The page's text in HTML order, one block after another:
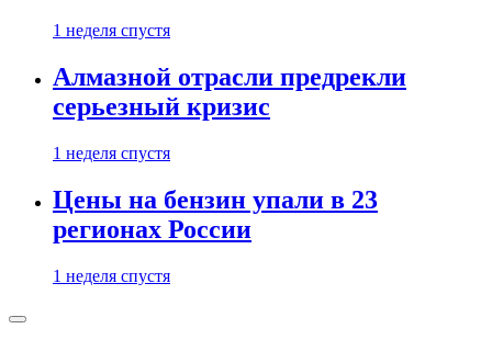
1 неделя спустя
Алмазной отрасли предрекли
серьезный кризис
1 неделя спустя
Цены на бензин упали в 23
регионах России
1 неделя спустя